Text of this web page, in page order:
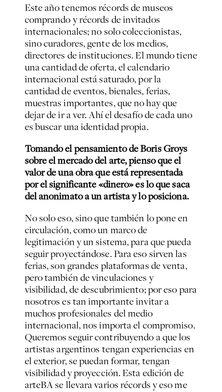
Este año tenemos récords de museos
comprando y récords de invitados
internacionales; no solo coleccionistas,
sino curadores, gente de los medios,
directores de instituciones. El mundo tiene
una cantidad de oferta, el calendario
internacional está saturado, por la
cantidad de eventos, bienales, ferias,
muestras importantes, que no hay que
dejar de ir a ver. Ahí el desafío de cada uno
es buscar una identidad propia.
Tomando el pensamiento de Boris Groys
sobre el mercado del arte, pienso que el
valor de una obra que está representada
por el significante «dinero» es lo que saca
del anonimato a un artista y lo posiciona.
No solo eso, sino que también lo pone en
circulación, como un marco de
legitimación y un sistema, para que pueda
seguir proyectándose. Para eso sirven las
ferias, son grandes plataformas de venta,
pero también de vinculaciones y
visibilidad, de descubrimiento; por eso para
nosotros es tan importante invitar a
muchos profesionales del medio
internacional, nos importa el compromiso.
Queremos seguir contribuyendo a que los
artistas argentinos tengan experiencias en
el exterior, se puedan formar, tengan
visibilidad y proyección. Esta edición de
arteBA se llevara varios récords y eso me